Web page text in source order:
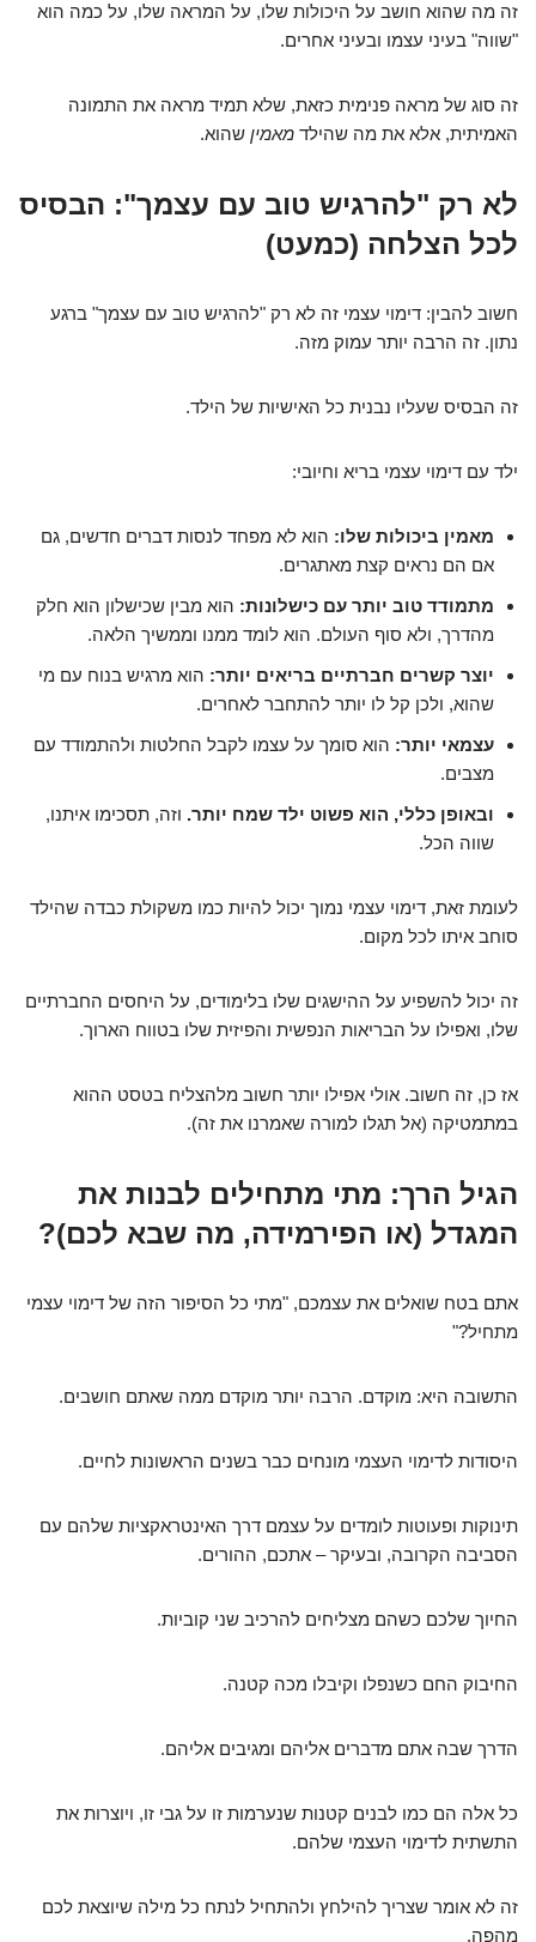
זה מה שהוא חושב על היכולות שלו, על המראה שלו, על כמה הוא
"שווה" בעיני עצמו ובעיני אחרים.
זה סוג של מראה פנימית כזאת, שלא תמיד מראה את התמונה
האמיתית, אלא את מה שהילד מאמין שהוא.
לא רק "להרגיש טוב עם עצמך": הבסיס
לכל הצלחה (כמעט)
חשוב להבין: דימוי עצמי זה לא רק "להרגיש טוב עם עצמך" ברגע
נתון. זה הרבה יותר עמוק מזה.
זה הבסיס שעליו נבנית כל האישיות של הילד.
ילד עם דימוי עצמי בריא וחיובי:
מאמין ביכולות שלו: הוא לא מפחד לנסות דברים חדשים, גם
אם הם נראים קצת מאתגרים.
מתמודד טוב יותר עם כישלונות: הוא מבין שכישלון הוא חלק
מהדרך, ולא סוף העולם. הוא לומד ממנו וממשיך הלאה.
יוצר קשרים חברתיים בריאים יותר: הוא מרגיש בנוח עם מי
שהוא, ולכן קל לו יותר להתחבר לאחרים.
עצמאי יותר: הוא סומך על עצמו לקבל החלטות ולהתמודד עם
מצבים.
ובאופן כללי, הוא פשוט ילד שמח יותר. וזה, תסכימו איתנו,
שווה הכל.
לעומת זאת, דימוי עצמי נמוך יכול להיות כמו משקולת כבדה שהילד
סוחב איתו לכל מקום.
זה יכול להשפיע על ההישגים שלו בלימודים, על היחסים החברתיים
שלו, ואפילו על הבריאות הנפשית והפיזית שלו בטווח הארוך.
אז כן, זה חשוב. אולי אפילו יותר חשוב מלהצליח בטסט ההוא
במתמטיקה (אל תגלו למורה שאמרנו את זה).
הגיל הרך: מתי מתחילים לבנות את
המגדל (או הפירמידה, מה שבא לכם)?
אתם בטח שואלים את עצמכם, "מתי כל הסיפור הזה של דימוי עצמי
מתחיל?"
התשובה היא: מוקדם. הרבה יותר מוקדם ממה שאתם חושבים.
היסודות לדימוי העצמי מונחים כבר בשנים הראשונות לחיים.
תינוקות ופעוטות לומדים על עצמם דרך האינטראקציות שלהם עם
הסביבה הקרובה, ובעיקר – אתכם, ההורים.
החיוך שלכם כשהם מצליחים להרכיב שני קוביות.
החיבוק החם כשנפלו וקיבלו מכה קטנה.
הדרך שבה אתם מדברים אליהם ומגיבים אליהם.
כל אלה הם כמו לבנים קטנות שנערמות זו על גבי זו, ויוצרות את
התשתית לדימוי העצמי שלהם.
זה לא אומר שצריך להילחץ ולהתחיל לנתח כל מילה שיוצאת לכם
מהפה.